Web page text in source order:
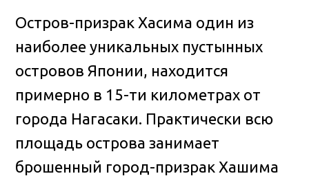
Остров-призрак Хасима один из
наиболее уникальных пустынных
островов Японии, находится
примерно в 15-ти километрах от
города Нагасаки. Практически всю
площадь острова занимает
брошенный город-призрак Хашима